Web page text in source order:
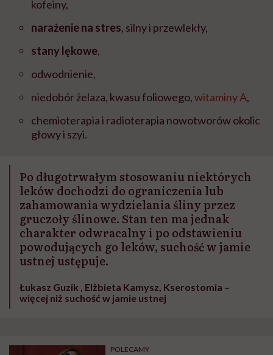
kofeiny,
narażenie na stres, silny i przewlekły,
stany lękowe,
odwodnienie,
niedobór żelaza, kwasu foliowego,witaminy A,
chemioterapia i radioterapia nowotworów okolic
głowy i szyi.
Po długotrwałym stosowaniu niektórych
leków dochodzi do ograniczenia lub
zahamowania wydzielania śliny przez
gruczoły ślinowe. Stan ten ma jednak
charakter odwracalny i po odstawieniu
powodujących go leków, suchość w jamie
ustnej ustępuje.
Łukasz Guzik , Elżbieta Kamysz, Kserostomia –
więcej niż suchość w jamie ustnej
POLECAMY